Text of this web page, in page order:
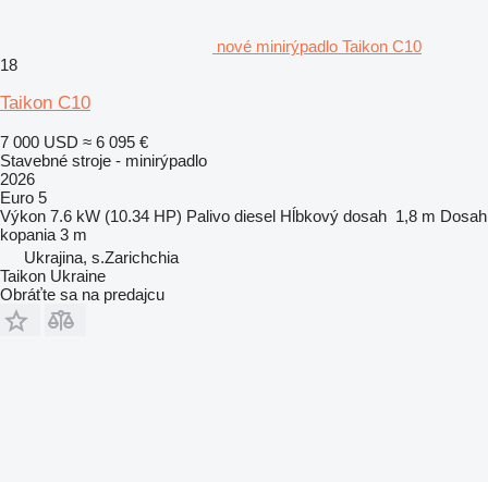
nové minirýpadlo Taikon C10
18
Taikon C10
7 000 USD ≈ 6 095 €
Stavebné stroje - minirýpadlo
2026
Euro 5
Výkon 7.6 kW (10.34 HP) Palivo diesel Hĺbkový dosah 1,8 m Dosah
kopania 3 m
Ukrajina, s.Zarichchia
Taikon Ukraine
Obráťte sa na predajcu